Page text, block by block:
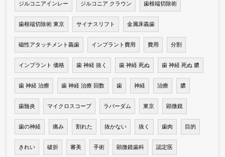
ジルコニアインレー ジルコニア クラウン 歯根端切除術
歯根端切除術 東京 サイナスリフト 金属床義歯
磁性アタッチメント義歯 インプラント費用 費用 分割
インプラント 価格 歯 神経 抜く 歯 神経 死ぬ 歯 神経 死ぬ 膿
歯 神経 治療 歯 神経 治療 回数 歯 神経 治療 膿
歯髄炎 マイクロスコープ ラバーダム 東京 顕微鏡
歯の神経 痛み 割れた 抜かない 抜く 歯肉 目的
きれい 破折 審美 手術 顕微鏡歯科 認定医